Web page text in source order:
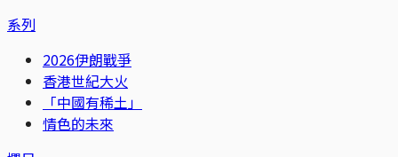
系列
2026伊朗戰爭
香港世紀大火
「中國有稀土」
情色的未來